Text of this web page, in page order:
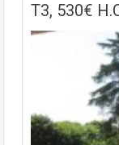
T3, 530€